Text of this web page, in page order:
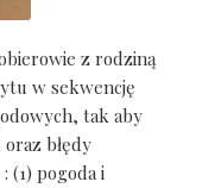
z rodziną
w sekwencję
tak aby
błędy
(1) pogoda i